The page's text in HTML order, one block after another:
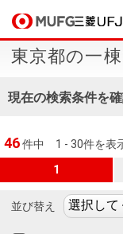
買いたい
売りたい
店舗案内
会社情報
採用情報
買いたい
売りたい
店舗案内
会社情報
東京都の一
現在の検索条件を
46件中
1 - 30件を表
1
並び替え